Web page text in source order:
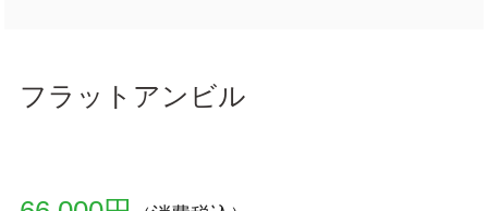
フラットアンビル